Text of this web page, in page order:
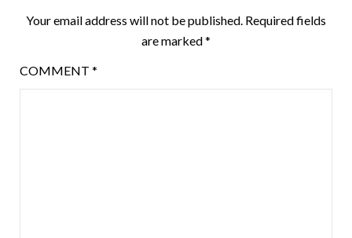
Your email address will not be published. Required fields
are marked*
COMMENT *